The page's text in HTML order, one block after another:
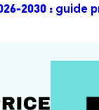
2030 : guide